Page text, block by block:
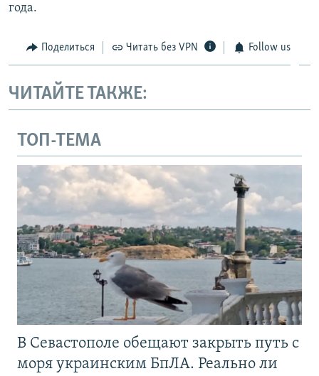
года.
Поделиться Читать без VPN Follow us
ЧИТАЙТЕ ТАКЖЕ:
ТОП-ТЕМА
В Севастополе обещают закрыть путь с
моря украинским БпЛА. Реально ли